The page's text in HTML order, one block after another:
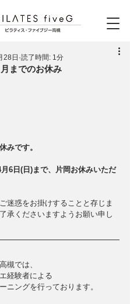
までのお休み
28日 読了時間: 1分
みです。
6日(日)まで、片岡お休みいただ
迷惑をお掛けすることと存じま
承くださいますようお願い申し
槻では、
経験者による
ニングを行っております。